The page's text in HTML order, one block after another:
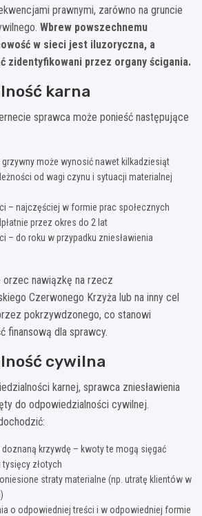
prawnymi, zarówno na gruncie
Wbrew powszechnemu
w sieci jest iluzoryczna, a
zidentyfikowani przez organy ścigania.
karna
sprawca może ponieść następujące
może wynosić nawet kilkadziesiąt
od wagi czynu i sytuacji materialnej
– najczęściej w formie prac społecznych
przez okres do 2 lat
– do roku w przypadku zniesławienia
orzec nawiązkę na rzecz
Czerwonego Krzyża lub na inny cel
pokrzywdzonego, co stanowi
finansową dla sprawcy.
cywilna
karnej, sprawca zniesławienia
do odpowiedzialności cywilnej.
krzywdę – kwoty te mogą sięgać
złotych
straty materialne (np. utratę klientów w
o odpowiedniej treści i w odpowiedniej formie